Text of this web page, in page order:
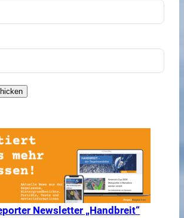
Newsletter „Handbreit“